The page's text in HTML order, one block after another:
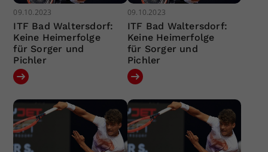
09.10.2023
ITF Bad Waltersdorf:
Keine Heimerfolge
für Sorger und
Pichler
09.10.2023
ITF Bad Waltersdorf:
Keine Heimerfolge
für Sorger und
Pichler